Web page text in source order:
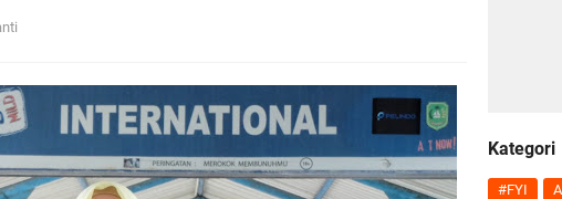
Regional VI Kebun Julok Rayeuk Utara Serahkan Bantuan Mesin Genset untuk Dayah Darul
Tegaskan MoU Pemkab dan PLN Harus Berdampak Nyata bagi Masyarakat Meranti
Kategori
#FYI